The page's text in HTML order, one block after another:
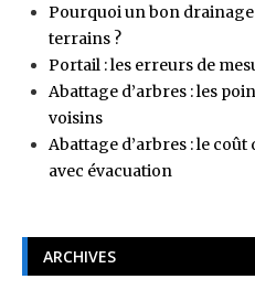
Pourquoi un bon
terrains ?
Portail : les erreurs de
Abattage d’arbres : les
voisins
Abattage d’arbres : le
avec évacuation
ARCHIVES